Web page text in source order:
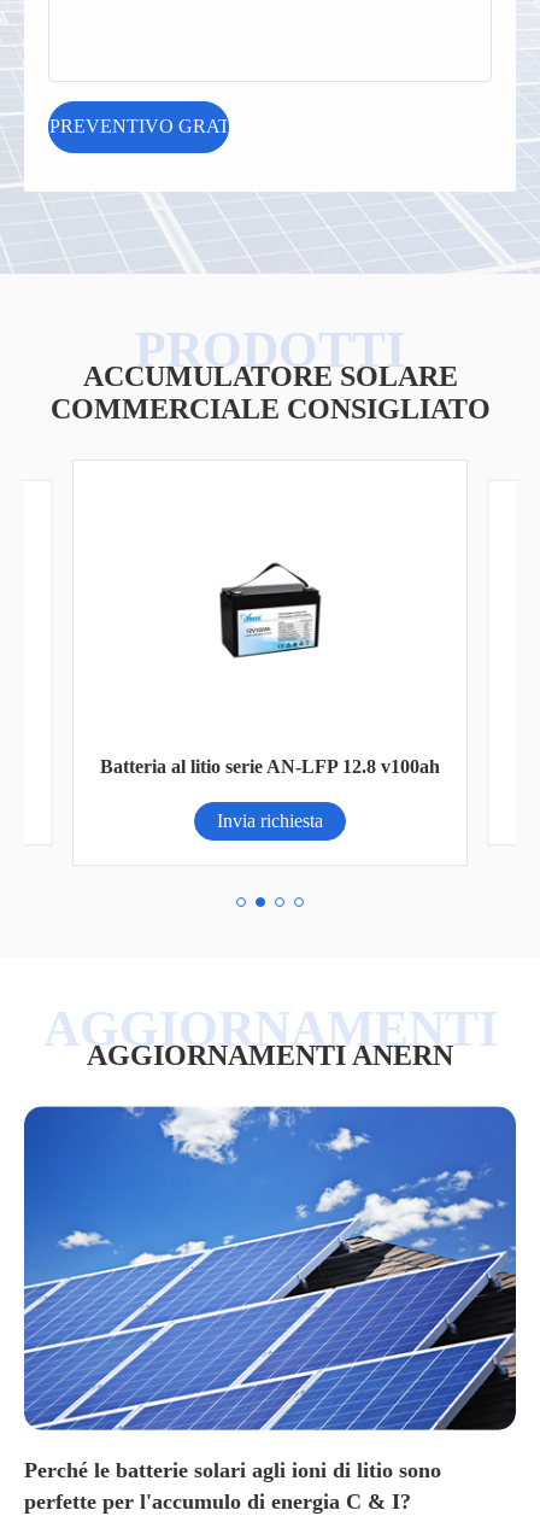
ACCUMULATORE SOLARE
COMMERCIALE CONSIGLIATO
Batteria al litio serie AN-LFP 12.8 v100ah
Invia richiesta
AGGIORNAMENTI ANERN
Perché le batterie solari agli ioni di litio sono
perfette per l'accumulo di energia C & I?